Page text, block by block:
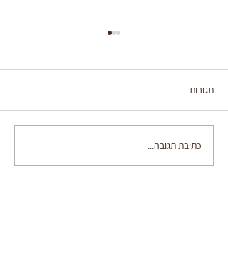
בייגלה ירושלמי בטריק
תגובות
כתיבת תגובה...